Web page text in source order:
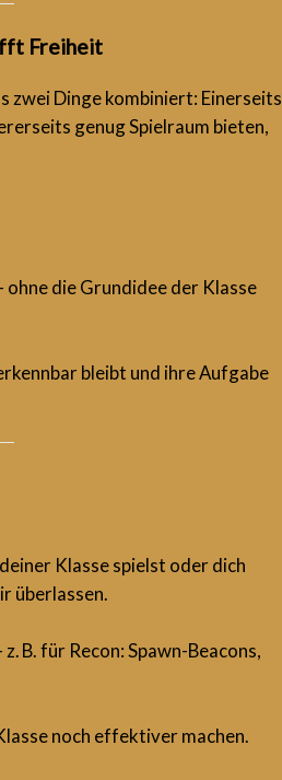
Freiheit
zwei Dinge kombiniert: Einerseits
genug Spielraum bieten,
die Grundidee der Klasse
bleibt und ihre Aufgabe
Klasse spielst oder dich
überlassen.
B. für Recon: Spawn-Beacons,
noch effektiver machen.